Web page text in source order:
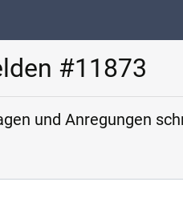
#11873
und Anregungen